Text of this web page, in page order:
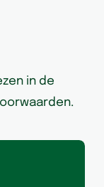
in de